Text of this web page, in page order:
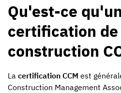
Qu'est-ce
certification de
construction
La certification CCM est
Construction Management